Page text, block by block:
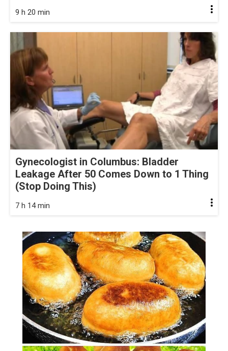
9 h 20 min
Gynecologist in Columbus: Bladder
Leakage After 50 Comes Down to 1 Thing
(Stop Doing This)
7 h 14 min